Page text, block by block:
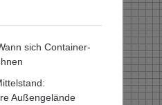
sich Container-
Außengelände